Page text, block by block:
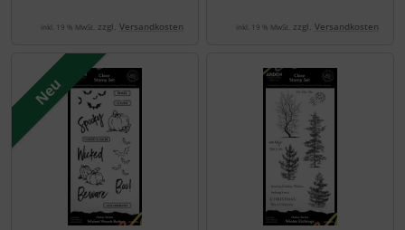
inkl. 19 % MwSt. zzgl. Versandkosten inkl. 19 % MwSt. zzgl. Versandkosten
Neu